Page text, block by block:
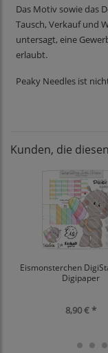
Das Motiv sowie das
Tausch, Verkauf und
untersagt, eine
erlaubt.
Peaky Needles ist
Kunden, die
Eismonsterchen
Digipaper
8,90 € *